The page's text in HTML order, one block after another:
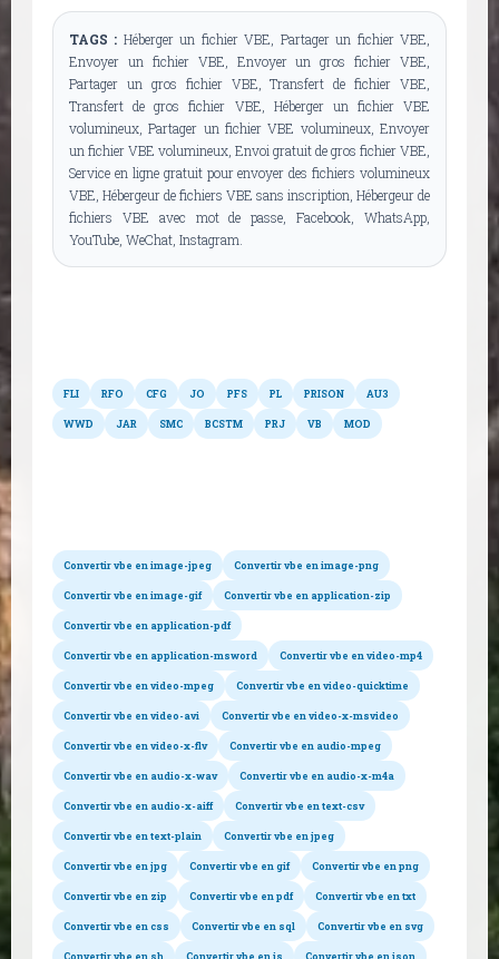
TAGS : Héberger un fichier VBE, Partager un fichier VBE,
Envoyer un fichier VBE, Envoyer un gros fichier VBE,
Partager un gros fichier VBE, Transfert de fichier VBE,
Transfert de gros fichier VBE, Héberger un fichier VBE
volumineux, Partager un fichier VBE volumineux, Envoyer
un fichier VBE volumineux, Envoi gratuit de gros fichier VBE,
Service en ligne gratuit pour envoyer des fichiers volumineux
VBE, Hébergeur de fichiers VBE sans inscription, Hébergeur de
fichiers VBE avec mot de passe, Facebook, WhatsApp,
YouTube, WeChat, Instagram.
FLI RFO CFG JO PFS PL PRISON AU3
WWD JAR SMC BCSTM PRJ VB MOD
Convertir vbe en image-jpeg Convertir vbe en image-png
Convertir vbe en image-gif Convertir vbe en application-zip
Convertir vbe en application-pdf
Convertir vbe en application-msword Convertir vbe en video-mp4
Convertir vbe en video-mpeg Convertir vbe en video-quicktime
Convertir vbe en video-avi Convertir vbe en video-x-msvideo
Convertir vbe en video-x-flv Convertir vbe en audio-mpeg
Convertir vbe en audio-x-wav Convertir vbe en audio-x-m4a
Convertir vbe en audio-x-aiff Convertir vbe en text-csv
Convertir vbe en text-plain Convertir vbe en jpeg
Convertir vbe en jpg Convertir vbe en gif Convertir vbe en png
Convertir vbe en zip Convertir vbe en pdf Convertir vbe en txt
Convertir vbe en css Convertir vbe en sql Convertir vbe en svg
Convertir vbe en sh Convertir vbe en js Convertir vbe en json